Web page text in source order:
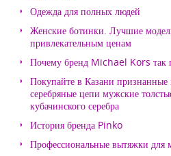
Одежда для полных людей
Женские ботинки. Лучшие
привлекательным ценам
Почему бренд Michael Kors так
Покупайте в Казани признанные
серебряные цепи мужские
кубачинского серебра
История бренда Pinko
Профессиональные вытяжки